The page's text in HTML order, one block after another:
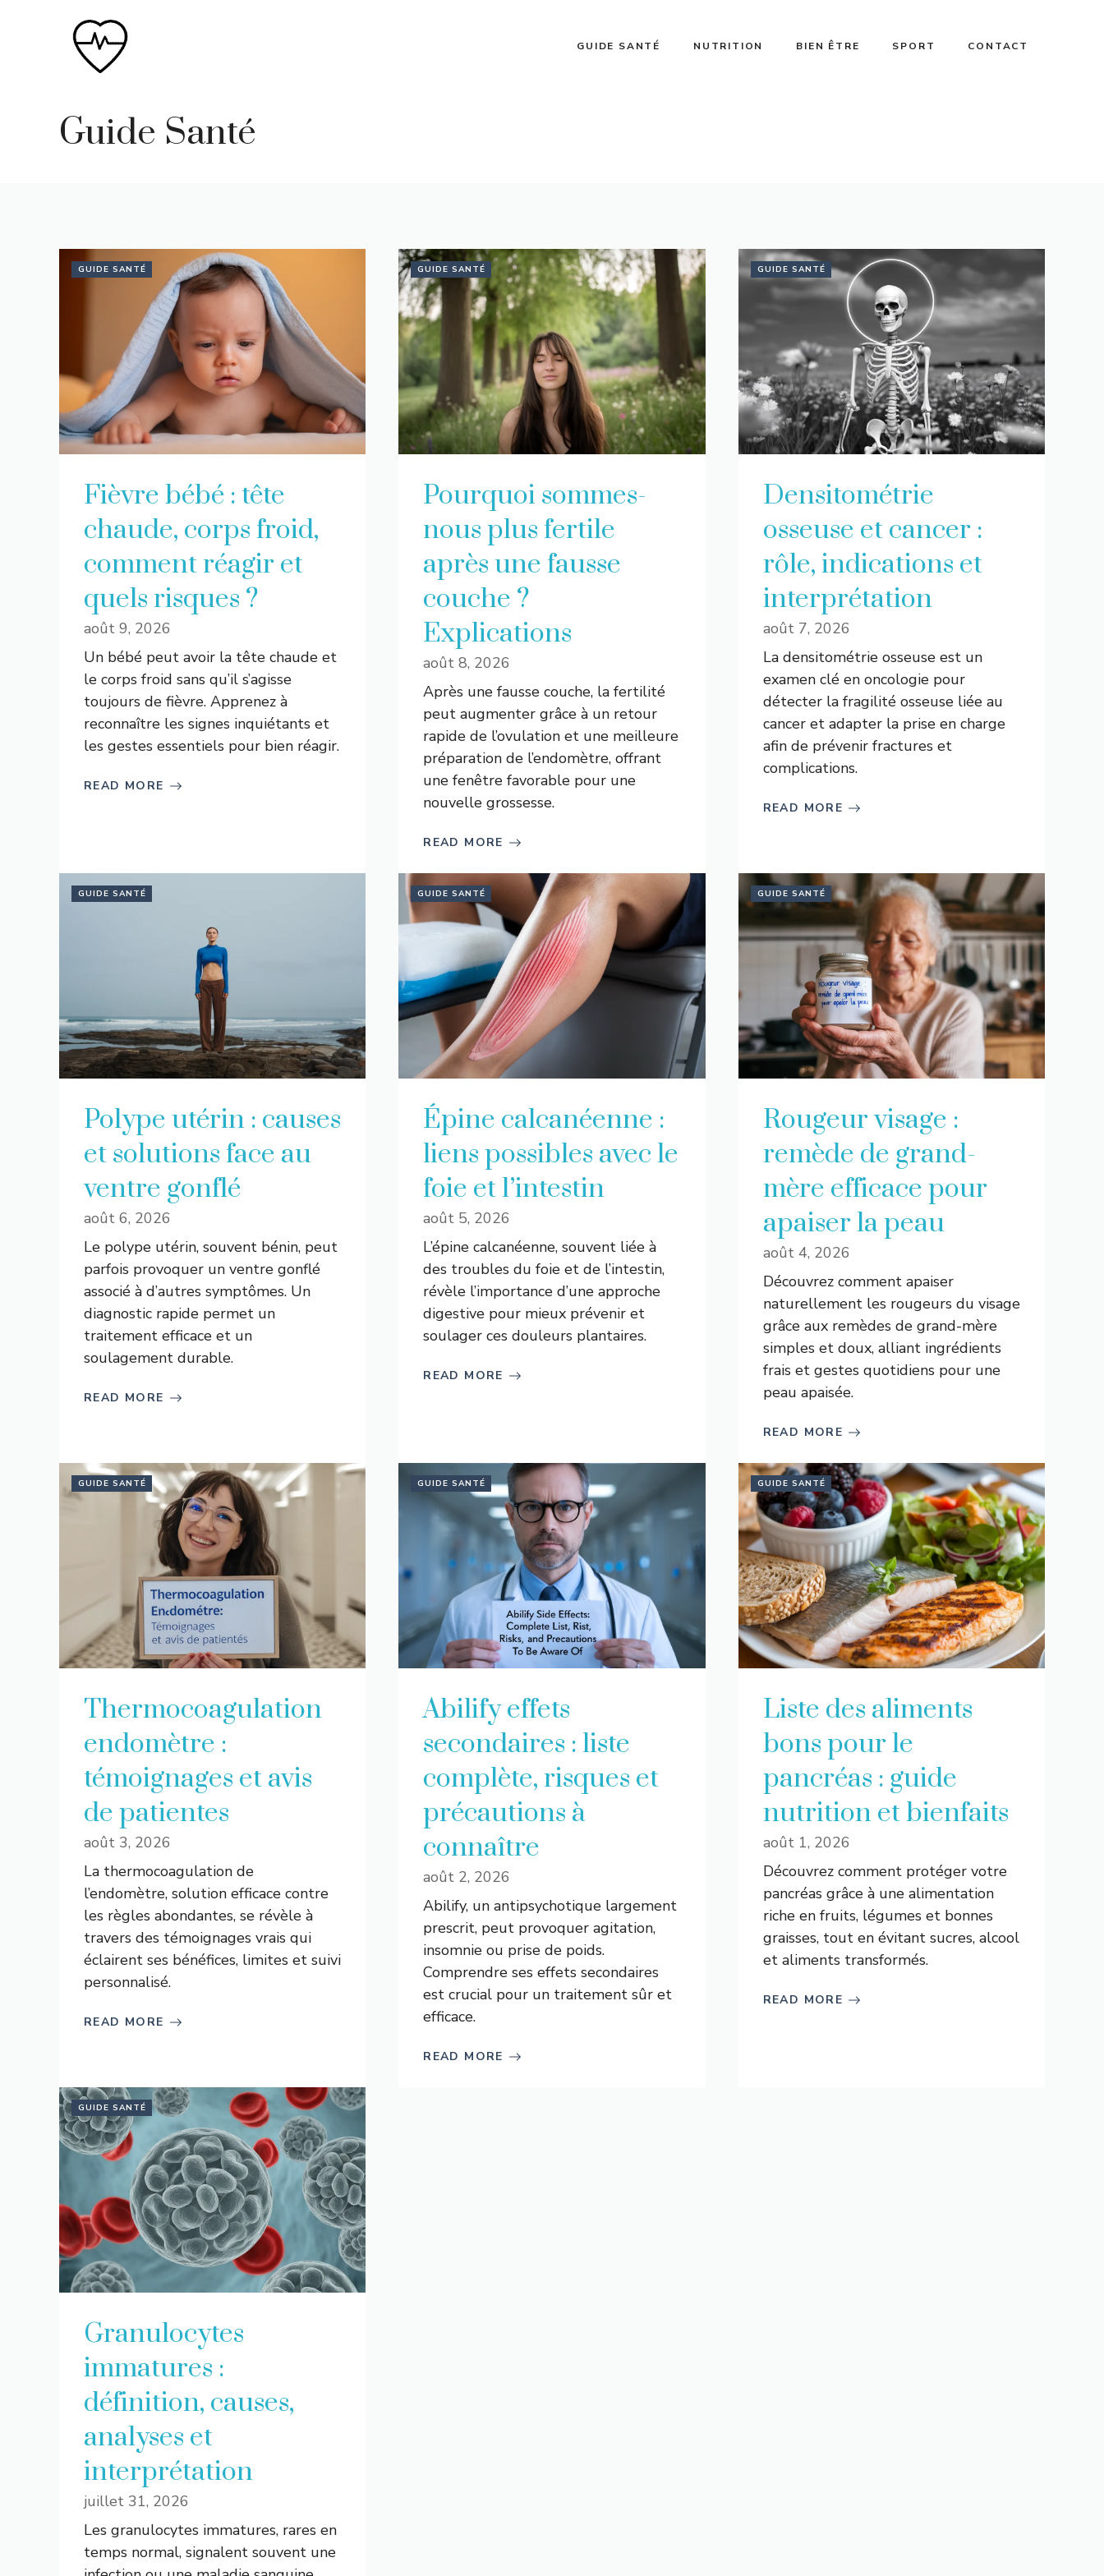
GUIDE SANTÉ NUTRITION BIEN ÊTRE SPORT CONTACT
Guide Santé
GUIDE SANTÉ
Fièvre bébé : tête
chaude, corps froid,
comment réagir et
quels risques ?
août 9, 2026
Un bébé peut avoir la tête chaude et
le corps froid sans qu’il s’agisse
toujours de fièvre. Apprenez à
reconnaître les signes inquiétants et
les gestes essentiels pour bien réagir.
READ MORE
GUIDE SANTÉ
Pourquoi sommes-
nous plus fertile
après une fausse
couche ?
Explications
août 8, 2026
Après une fausse couche, la fertilité
peut augmenter grâce à un retour
rapide de l’ovulation et une meilleure
préparation de l’endomètre, offrant
une fenêtre favorable pour une
nouvelle grossesse.
READ MORE
GUIDE SANTÉ
Densitométrie
osseuse et cancer :
rôle, indications et
interprétation
août 7, 2026
La densitométrie osseuse est un
examen clé en oncologie pour
détecter la fragilité osseuse liée au
cancer et adapter la prise en charge
afin de prévenir fractures et
complications.
READ MORE
GUIDE SANTÉ
Polype utérin : causes
et solutions face au
ventre gonflé
août 6, 2026
Le polype utérin, souvent bénin, peut
parfois provoquer un ventre gonflé
associé à d’autres symptômes. Un
diagnostic rapide permet un
traitement efficace et un
soulagement durable.
READ MORE
GUIDE SANTÉ
Épine calcanéenne :
liens possibles avec le
foie et l’intestin
août 5, 2026
L’épine calcanéenne, souvent liée à
des troubles du foie et de l’intestin,
révèle l’importance d’une approche
digestive pour mieux prévenir et
soulager ces douleurs plantaires.
READ MORE
GUIDE SANTÉ
Rougeur visage :
remède de grand-
mère efficace pour
apaiser la peau
août 4, 2026
Découvrez comment apaiser
naturellement les rougeurs du visage
grâce aux remèdes de grand-mère
simples et doux, alliant ingrédients
frais et gestes quotidiens pour une
peau apaisée.
READ MORE
GUIDE SANTÉ
Thermocoagulation
endomètre :
témoignages et avis
de patientes
août 3, 2026
La thermocoagulation de
l’endomètre, solution efficace contre
les règles abondantes, se révèle à
travers des témoignages vrais qui
éclairent ses bénéfices, limites et suivi
personnalisé.
READ MORE
GUIDE SANTÉ
Abilify effets
secondaires : liste
complète, risques et
précautions à
connaître
août 2, 2026
Abilify, un antipsychotique largement
prescrit, peut provoquer agitation,
insomnie ou prise de poids.
Comprendre ses effets secondaires
est crucial pour un traitement sûr et
efficace.
READ MORE
GUIDE SANTÉ
Liste des aliments
bons pour le
pancréas : guide
nutrition et bienfaits
août 1, 2026
Découvrez comment protéger votre
pancréas grâce à une alimentation
riche en fruits, légumes et bonnes
graisses, tout en évitant sucres, alcool
et aliments transformés.
READ MORE
GUIDE SANTÉ
Granulocytes
immatures :
définition, causes,
analyses et
interprétation
juillet 31, 2026
Les granulocytes immatures, rares en
temps normal, signalent souvent une